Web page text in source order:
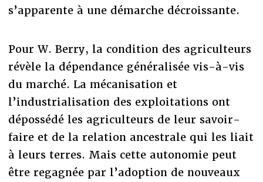
s’apparente à une démarche décroissante.
Pour W. Berry, la condition des agriculteurs
révèle la dépendance généralisée vis-à-vis
du marché. La mécanisation et
l’industrialisation des exploitations ont
dépossédé les agriculteurs de leur savoir-
faire et de la relation ancestrale qui les liait
à leurs terres. Mais cette autonomie peut
être regagnée par l’adoption de nouveaux